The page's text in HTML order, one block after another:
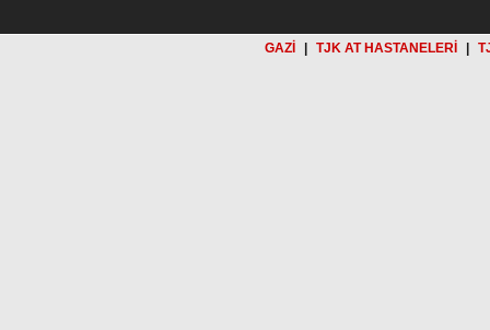
GAZİ TJK AT HASTANELERİ